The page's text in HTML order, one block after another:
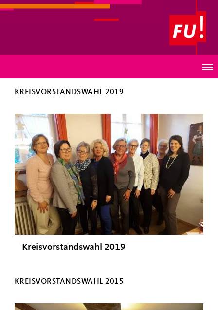
KREISVORSTANDSWAHL 2019
Kreisvorstandswahl 2019
KREISVORSTANDSWAHL 2015